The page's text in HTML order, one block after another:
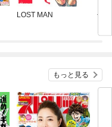
LOST MAN 七
もっと見る